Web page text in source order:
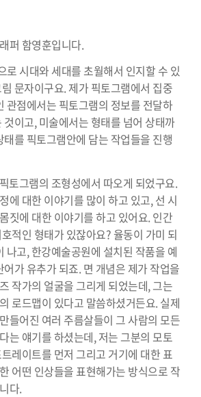
퍼 함영훈입니다.
로 시대와 세대를 초월해서 인지할 수 있
문자이구요. 제가 픽토그램에서 집중
관점에서는 픽토그램의 정보를 전달하
것이고, 미술에서는 형태를 넘어 상태까
를 픽토그램안에 담는 작업들을 진행
토그램의 조형성에서 따오게 되었구요.
에 대한 이야기를 많이 하고 있고, 선 시
짓에 대한 이야기를 하고 있어요. 인간
적인 형태가 있잖아요? 율동이 가미 되
나고, 한강예술공원에 설치된 작품을 예
어가 유추가 되죠. 면 개념은 제가 작업을
작가의 얼굴을 그리게 되었는데, 그는
로드맵이 있다고 말씀하셨거든요. 실제
들어진 여러 주름살들이 그 사람의 모든
는 얘기를 하셨는데, 저는 그분의 모토
레이트를 먼저 그리고 거기에 대한 표
어떤 인상들을 표현해가는 방식으로 작
다.